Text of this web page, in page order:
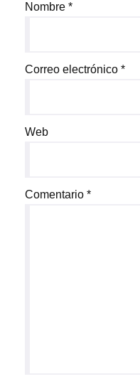
Nombre *
Correo electrónico *
Web
Comentario *